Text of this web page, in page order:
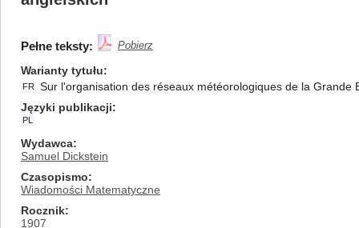
Pełne teksty: Pobierz
Warianty tytułu
FR
Sur l'organisation des réseaux météorologiques de la
Języki publikacji
PL
Wydawca
Samuel Dickstein
Czasopismo
Wiadomości Matematyczne
Rocznik
1907